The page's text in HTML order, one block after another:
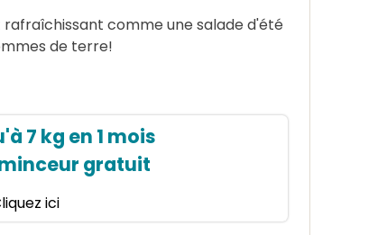
comme une salade d'été
de terre!
7 kg en 1 mois
gratuit
ici